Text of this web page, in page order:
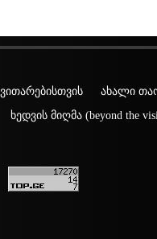
ახალი
ხედვის მიღმა (beyond the